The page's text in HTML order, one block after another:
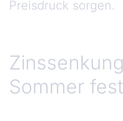
Preisdruck sorgen.
Sommer